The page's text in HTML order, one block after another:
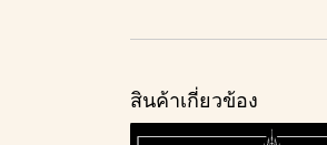
สินค้าเกี่ยวข้อง